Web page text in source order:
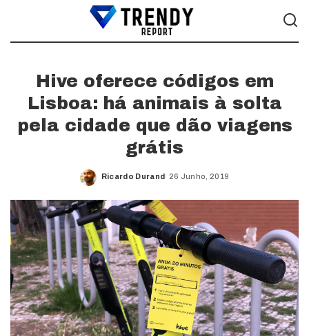
Hive oferece códigos em
Lisboa: há animais à solta
pela cidade que dão viagens
grátis
Posted
Ricardo Durand 26 Junho, 2019